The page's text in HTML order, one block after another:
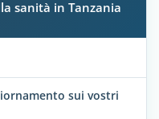
sanità in Tanzania
sui vostri